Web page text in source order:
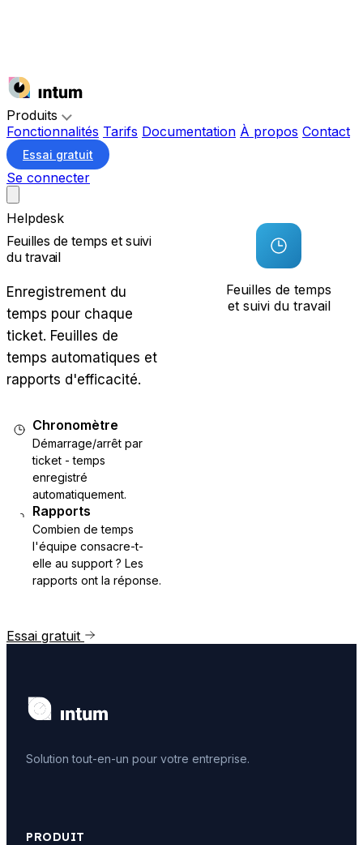
Produits
Fonctionnalités Tarifs Documentation À propos Contact
Essai gratuit
Se connecter
Helpdesk
Feuilles de temps et suivi
du travail
Enregistrement du
temps pour chaque
ticket. Feuilles de
temps automatiques et
rapports d'efficacité.
Chronomètre
Démarrage/arrêt par
ticket - temps
enregistré
automatiquement.
Rapports
Combien de temps
l'équipe consacre-t-
elle au support ? Les
rapports ont la réponse.
Essai gratuit
Feuilles de temps
et suivi du travail
Solution tout-en-un pour votre entreprise.
PRODUIT